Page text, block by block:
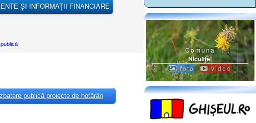
ȘI INFORMAȚII FINANCIARE
publică proiecte de hotărâri
Comuna
Niculiţel
foto video